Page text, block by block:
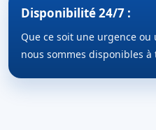
Disponibilité 24/7 :
Que ce soit une urgence
nous sommes disponibles